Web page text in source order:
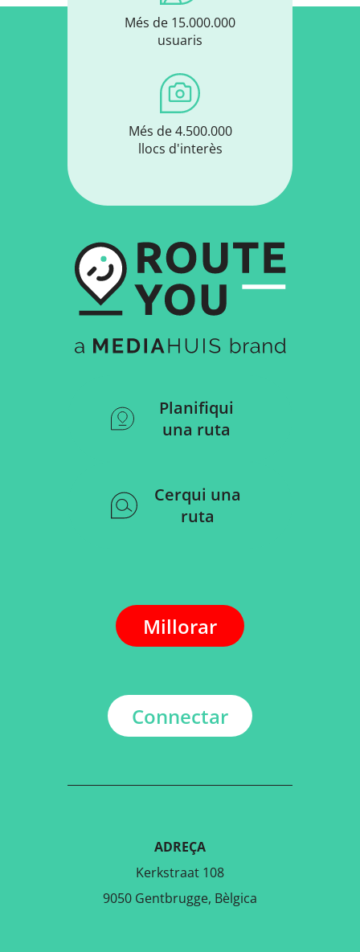
Més de 15.000.000
usuaris
Més de 4.500.000
llocs d'interès
Planifiqui
una ruta
Cerqui una
ruta
Millorar
Connectar
ADREÇA
Kerkstraat 108
9050 Gentbrugge, Bèlgica